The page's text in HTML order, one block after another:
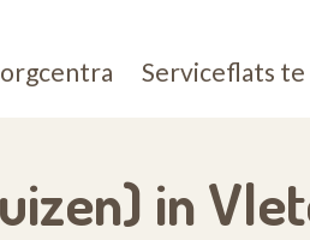
Serviceflats te
in